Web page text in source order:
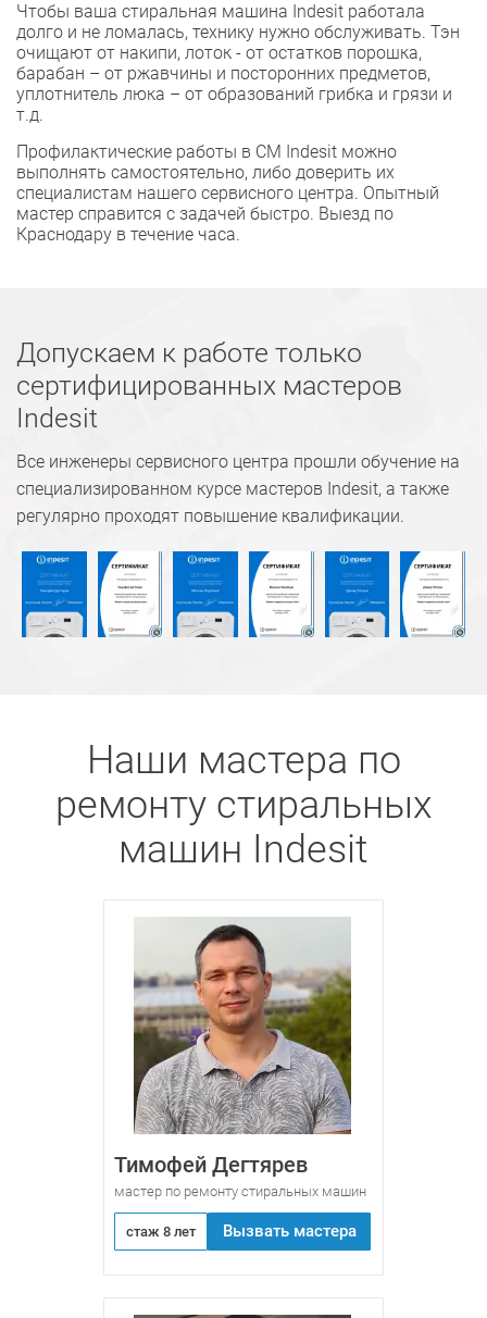
Чтобы ваша стиральная машина Indesit работала
долго и не ломалась, технику нужно обслуживать. Тэн
очищают от накипи, лоток - от остатков порошка,
барабан – от ржавчины и посторонних предметов,
уплотнитель люка – от образований грибка и грязи и
т.д.
Профилактические работы в СМ Indesit можно
выполнять самостоятельно, либо доверить их
специалистам нашего сервисного центра. Опытный
мастер справится с задачей быстро. Выезд по
Краснодару в течение часа.
Допускаем к работе только
сертифицированных мастеров
Indesit
Все инженеры сервисного центра прошли обучение на
специализированном курсе мастеров Indesit, а также
регулярно проходят повышение квалификации.
Наши мастера по
ремонту стиральных
машин Indesit
Тимофей Дегтярев
мастер по ремонту стиральных машин
стаж 8 лет Вызвать мастера